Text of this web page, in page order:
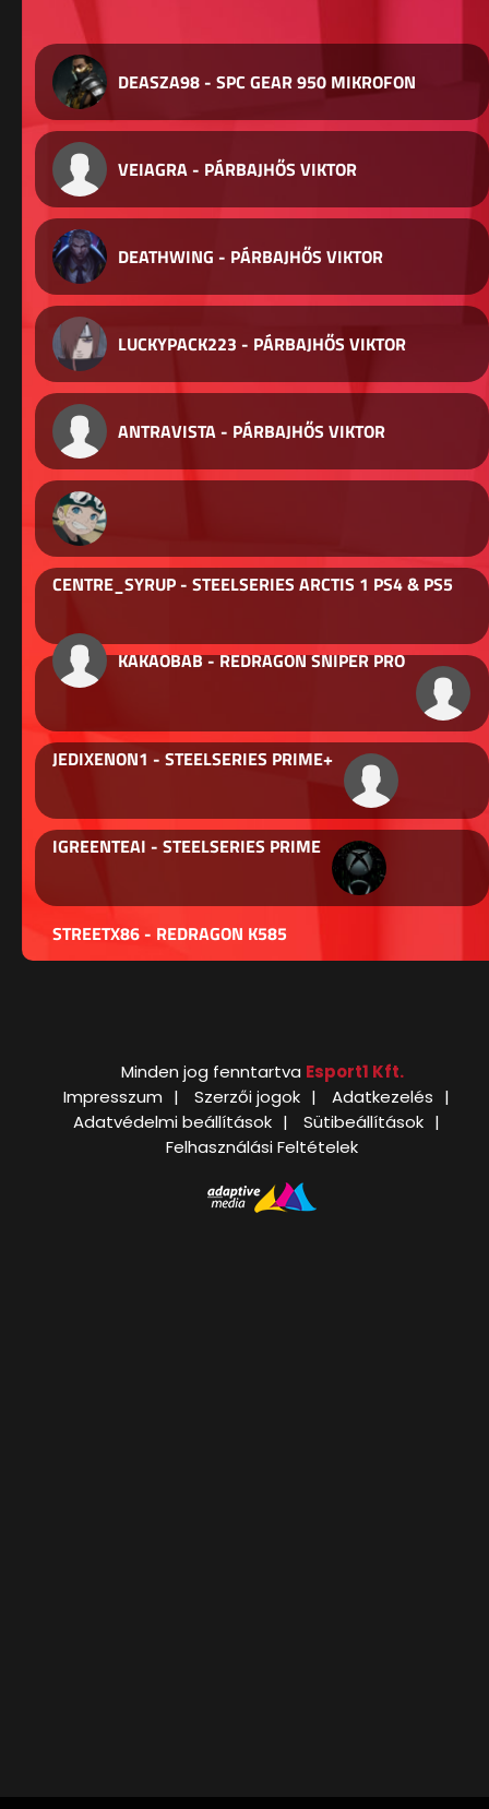
DEASZA98 - SPC GEAR 950 MIKROFON
VEIAGRA - PÁRBAJHŐS VIKTOR
DEATHWING - PÁRBAJHŐS VIKTOR
LUCKYPACK223 - PÁRBAJHŐS VIKTOR
ANTRAVISTA - PÁRBAJHŐS VIKTOR
CENTRE_SYRUP - STEELSERIES ARCTIS 1 PS4 & PS5
KAKAOBAB - REDRAGON SNIPER PRO
JEDIXENON1 - STEELSERIES PRIME+
IGREENTEAI - STEELSERIES PRIME
STREETX86 - REDRAGON K585
Minden jog fenntartva Esport1 Kft.
Impresszum
Szerzői jogok
Adatkezelés
Adatvédelmi beállítások
Sütibeállítások
Felhasználási Feltételek